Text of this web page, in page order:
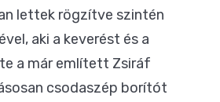
lettek rögzítve szintén
aki a keverést és a
a már említett Zsiráf
csodaszép borítót